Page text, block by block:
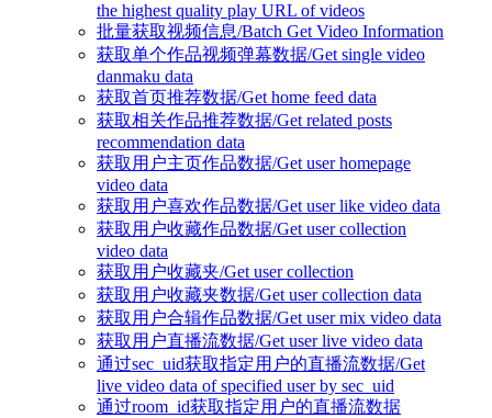
the highest quality play URL of videos
批量获取视频信息/Batch Get Video Information
获取单个作品视频弹幕数据/Get single video
danmaku data
获取首页推荐数据/Get home feed data
获取相关作品推荐数据/Get related posts
recommendation data
获取用户主页作品数据/Get user homepage
video data
获取用户喜欢作品数据/Get user like video data
获取用户收藏作品数据/Get user collection
video data
获取用户收藏夹/Get user collection
获取用户收藏夹数据/Get user collection data
获取用户合辑作品数据/Get user mix video data
获取用户直播流数据/Get user live video data
通过sec_uid获取指定用户的直播流数据/Get
live video data of specified user by sec_uid
通过room_id获取指定用户的直播流数据